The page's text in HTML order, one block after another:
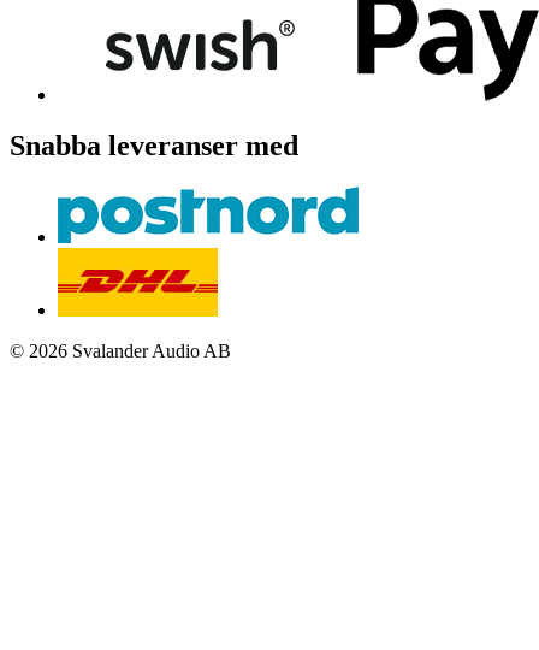
Snabba leveranser med
© 2026 Svalander Audio AB